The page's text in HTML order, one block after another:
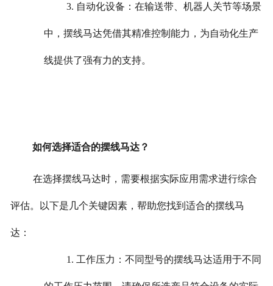
3. 自动化设备：在输送带、机器人关节等场景
中，摆线马达凭借其精准控制能力，为自动化生产
线提供了强有力的支持。
如何选择适合的摆线马达？
在选择摆线马达时，需要根据实际应用需求进行综合
评估。以下是几个关键因素，帮助您找到适合的摆线马
达：
1. 工作压力：不同型号的摆线马达适用于不同